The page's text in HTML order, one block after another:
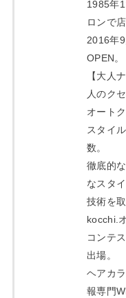
1985年
ロンで
2016年
OPEN。
【大人
人のク
オート
スタイ
数。
徹底的
なスタ
技術を
kocchi.
コンテ
出場。
ヘアカ
報専門